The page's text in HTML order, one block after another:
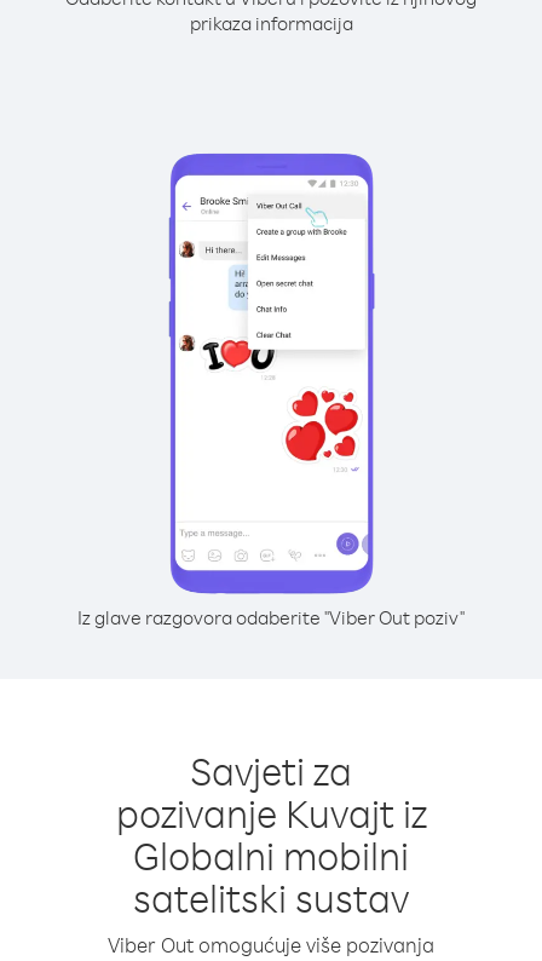
prikaza informacija
Iz glave razgovora odaberite "Viber Out poziv"
Savjeti za
pozivanje Kuvajt iz
Globalni mobilni
satelitski sustav
Viber Out omogućuje više pozivanja